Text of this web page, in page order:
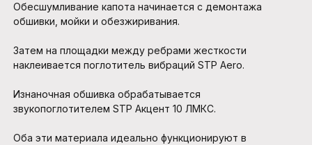
Обесшумливание капота начинается с демонтажа
обшивки, мойки и обезжиривания.
Затем на площадки между ребрами жесткости
наклеивается поглотитель вибраций STP Aero.
Изнаночная обшивка обрабатывается
звукопоглотителем STP Акцент 10 ЛМКС.
Оба эти материала идеально функционируют в